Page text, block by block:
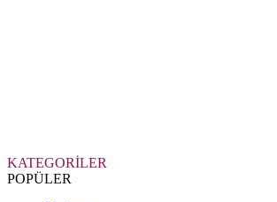
KATEGORİLER
POPÜLER